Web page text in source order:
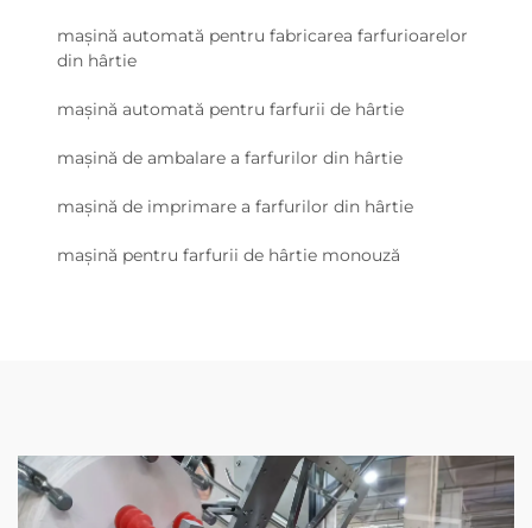
mașină automată pentru fabricarea farfurioarelor
din hârtie
mașină automată pentru farfurii de hârtie
mașină de ambalare a farfurilor din hârtie
mașină de imprimare a farfurilor din hârtie
mașină pentru farfurii de hârtie monouză